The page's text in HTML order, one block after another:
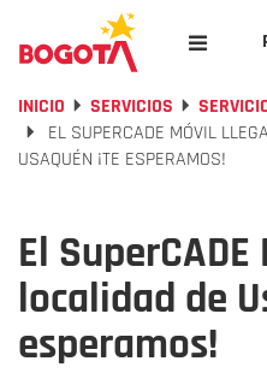
INICIO SERVICIOS
EL SUPERCADE MÓVIL
USAQUÉN ¡TE ESPERAMOS!
El
localidad de
esperamos!